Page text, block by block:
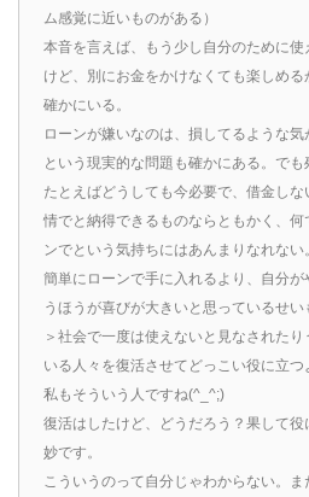
ム感覚に近いものがある）
本音を言えば、もう少し自分のために使
けど、別にお金をかけなくても楽しめ
確かにいる。
ローンが嫌いなのは、損してるような
という現実的な問題も確かにある。でも
たとえばどうしても今必要で、借金し
情でと納得できるものならともかく、
ンでという気持ちにはあんまりなれない。
簡単にローンで手に入れるより、自分
うほうが喜びが大きいと思っているせい
＞社会で一度は使えないと見なされた
いる人々を復活させてどっこい役に立つ
私もそういう人ですね(^_^;)
復活はしたけど、どうだろう？果して
妙です。
こういうのって自分じゃわからない。